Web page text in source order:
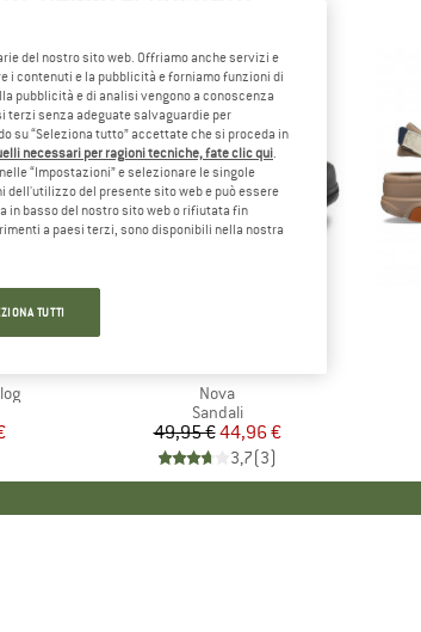
Articolo
Nova
Gruppo di prodotti
Sandali
Prezzo
49,95 €Prezzo ridotto
44,96 €
3,7(3)
del nostro sito web. Offriamo anche servizi e
contenuti e la pubblicità e forniamo funzioni di
pubblicità e di analisi vengono a conoscenza
terzi senza adeguate salvaguardie per
su “Seleziona tutto” accettate che si proceda in
necessari per ragioni tecniche, fate clic qui.
“Impostazioni” e selezionare le singole
del presente sito web e può essere
in basso del nostro sito web o rifiutata fin
a paesi terzi, sono disponibili nella nostra
TUTTI